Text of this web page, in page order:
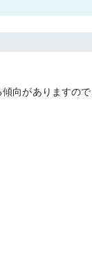
向がありますの